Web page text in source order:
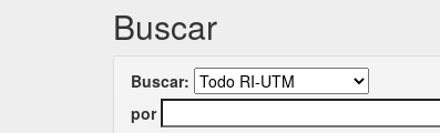
Buscar
Buscar:
por